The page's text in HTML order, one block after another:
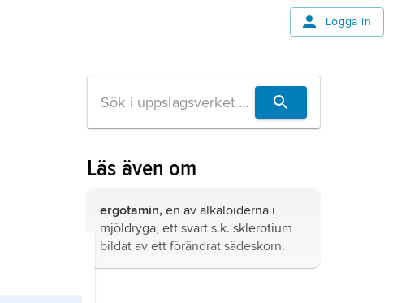
Logga in
Läs även om
ergotamin, en av alkaloiderna i
mjöldryga, ett svart s.k. sklerotium
bildat av ett förändrat sädeskorn.